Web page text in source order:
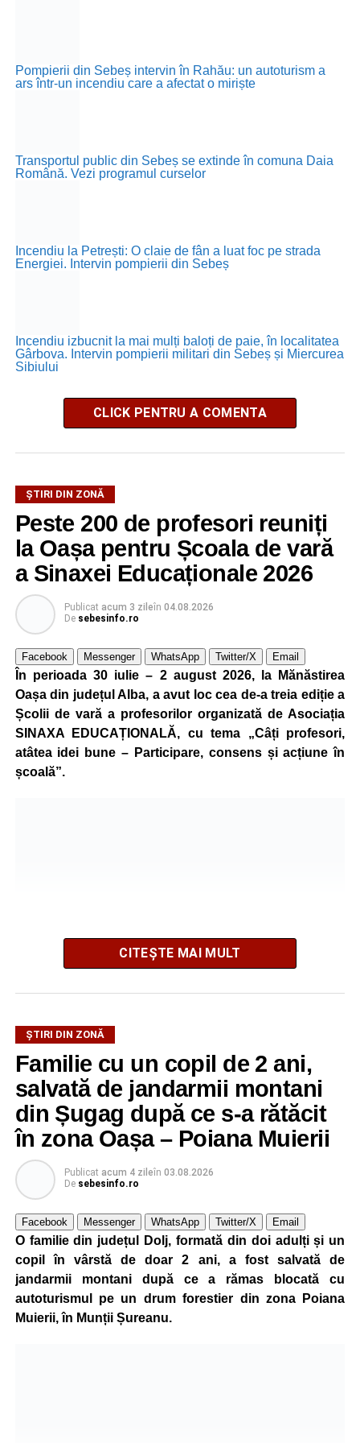
Pompierii din Sebeș intervin în Rahău: un autoturism a
ars într-un incendiu care a afectat o miriște
Transportul public din Sebeș se extinde în comuna Daia
Română. Vezi programul curselor
Incendiu la Petrești: O claie de fân a luat foc pe strada
Energiei. Intervin pompierii din Sebeș
Incendiu izbucnit la mai mulți baloți de paie, în localitatea
Gârbova. Intervin pompierii militari din Sebeș și Miercurea
Sibiului
CLICK PENTRU A COMENTA
ȘTIRI DIN ZONĂ
Peste 200 de profesori reuniți
la Oașa pentru Școala de vară
a Sinaxei Educaționale 2026
Publicat acum 3 zileîn 04.08.2026
De sebesinfo.ro
Facebook Messenger WhatsApp Twitter/X Email
În perioada 30 iulie – 2 august 2026, la Mănăstirea
Oașa din județul Alba, a avut loc cea de-a treia ediție a
Școlii de vară a profesorilor organizată de Asociația
SINAXA EDUCAȚIONALĂ, cu tema „Câți profesori,
atâtea idei bune – Participare, consens și acțiune în
școală”.
La ediția din acest an au participat peste 200 de cadre
didactice din întreaga țară. Printre participanți s-au aflat
profesori debutanți, profesori cu experiență, inspectori
școlari, directori de școli, consilieri școlari, educatori și
învățători, reprezentând aproape toate disciplinele din
sistemul de învățământ.
Participare, consens și asumare în școală
Tema ediției din acest an a pornit de la convingerea că
școala românească dispune de una dintre cele mai
importante resurse: experiența profesorilor. Provocarea nu
este lipsa ideilor, ci identificarea unor contexte în care
acestea să poată fi ascultate, validate și transformate în
proiecte comune.
CITEȘTE MAI MULT
ȘTIRI DIN ZONĂ
Familie cu un copil de 2 ani,
salvată de jandarmii montani
din Șugag după ce s-a rătăcit
în zona Oașa – Poiana Muierii
Publicat acum 4 zileîn 03.08.2026
De sebesinfo.ro
Facebook Messenger WhatsApp Twitter/X Email
O familie din județul Dolj, formată din doi adulți și un
copil în vârstă de doar 2 ani, a fost salvată de
jandarmii montani după ce a rămas blocată cu
autoturismul pe un drum forestier din zona Poiana
Muierii, în Munții Șureanu.